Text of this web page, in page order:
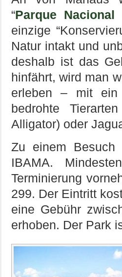
“Parque
einzige
Natur intakt und
deshalb ist das
hinfährt, wird man
erleben – mit ein
bedrohte
Alligator) oder
Zu einem
IBAMA.
Terminierung
299. Der Eintritt
eine Gebühr
erhoben. Der Park